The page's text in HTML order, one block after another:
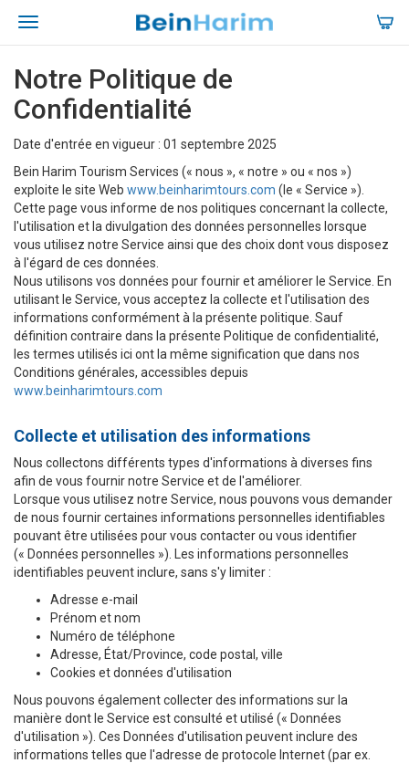
Notre Politique de
Confidentialité
Date d'entrée en vigueur : 01 septembre 2025
Bein Harim Tourism Services (« nous », « notre » ou « nos »)
exploite le site Web www.beinharimtours.com (le « Service »).
Cette page vous informe de nos politiques concernant la collecte,
l'utilisation et la divulgation des données personnelles lorsque
vous utilisez notre Service ainsi que des choix dont vous disposez
à l'égard de ces données.
Nous utilisons vos données pour fournir et améliorer le Service. En
utilisant le Service, vous acceptez la collecte et l'utilisation des
informations conformément à la présente politique. Sauf
définition contraire dans la présente Politique de confidentialité,
les termes utilisés ici ont la même signification que dans nos
Conditions générales, accessibles depuis
www.beinharimtours.com
Collecte et utilisation des informations
Nous collectons différents types d'informations à diverses fins
afin de vous fournir notre Service et de l'améliorer.
Lorsque vous utilisez notre Service, nous pouvons vous demander
de nous fournir certaines informations personnelles identifiables
pouvant être utilisées pour vous contacter ou vous identifier
(« Données personnelles »). Les informations personnelles
identifiables peuvent inclure, sans s'y limiter :
Adresse e-mail
Prénom et nom
Numéro de téléphone
Adresse, État/Province, code postal, ville
Cookies et données d'utilisation
Nous pouvons également collecter des informations sur la
manière dont le Service est consulté et utilisé (« Données
d'utilisation »). Ces Données d'utilisation peuvent inclure des
informations telles que l'adresse de protocole Internet (par ex.